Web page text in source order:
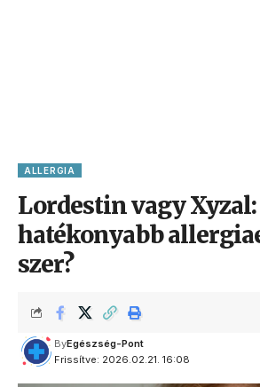
ALLERGIA
Lordestin vagy
hatékonyabb
szer?
Frissítve: 2026.02.21. 16:08
ByEgészség-Pont